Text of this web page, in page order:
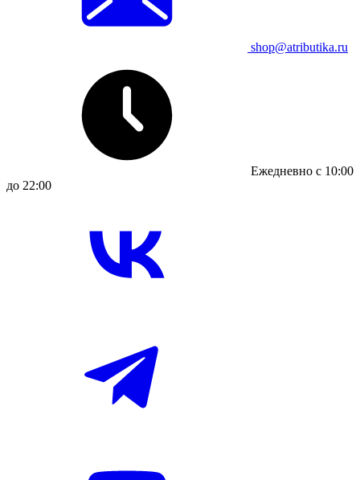
shop@atributika.ru
Ежедневно с 10:00
до 22:00